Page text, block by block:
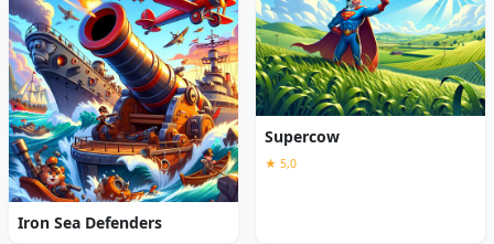
Iron Sea Defenders
Supercow
★ 5,0